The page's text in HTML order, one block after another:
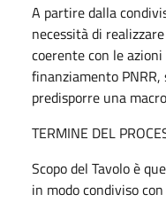
A partire dalla
necessità di
coerente con le
finanziamento
predisporre una
TERMINE DEL
Scopo del Tavolo è
in modo condiviso